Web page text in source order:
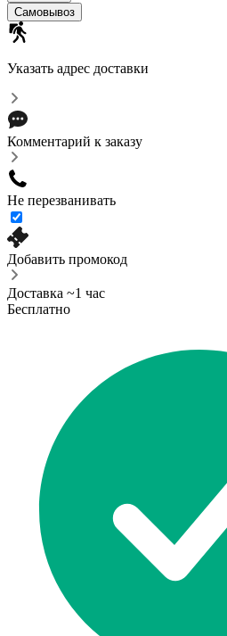
Самовывоз
Указать адрес доставки
Комментарий к заказу
Не перезванивать
Добавить промокод
Доставка ~1 час
Бесплатно